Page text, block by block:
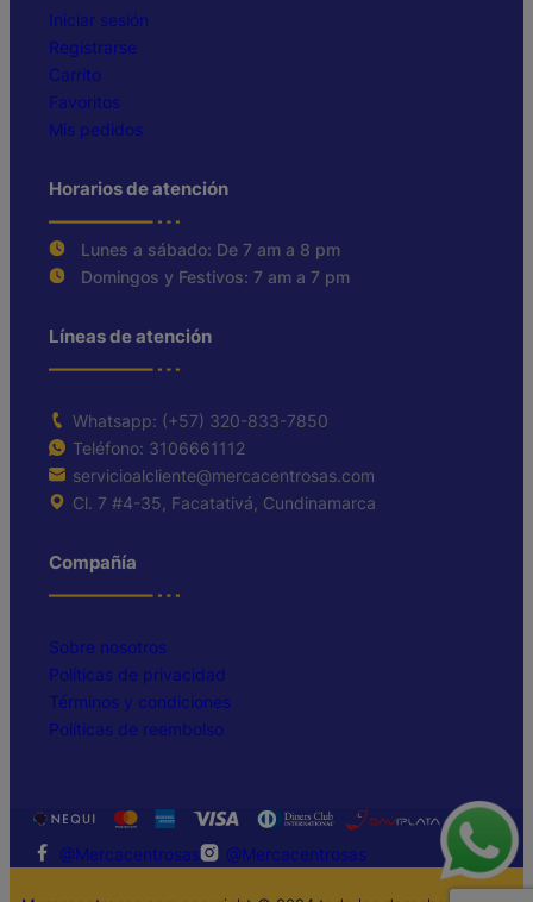
Iniciar sesión
Registrarse
Carrito
Favoritos
Mis pedidos
Horarios de atención
Lunes a sábado: De 7 am a 8 pm
Domingos y Festivos: 7 am a 7 pm
Líneas de atención
Whatsapp: (+57) 320-833-7850
Teléfono: 3106661112
servicioalcliente@mercacentrosas.com
Cl. 7 #4-35, Facatativá, Cundinamarca
Compañía
Sobre nosotros
Políticas de privacidad
Términos y condiciones
Políticas de reembolso
@Mercacentrosas @Mercacentrosas